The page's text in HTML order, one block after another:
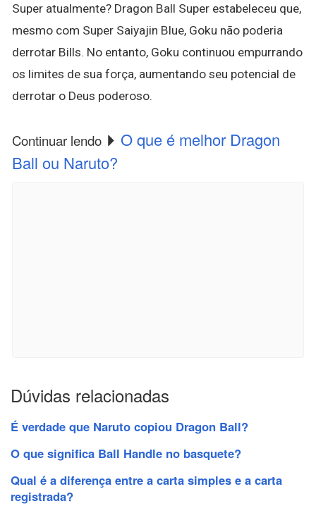
Super atualmente? Dragon Ball Super estabeleceu que,
mesmo com Super Saiyajin Blue, Goku não poderia
derrotar Bills. No entanto, Goku continuou empurrando
os limites de sua força, aumentando seu potencial de
derrotar o Deus poderoso.
Continuar lendo
O que é melhor Dragon
Ball ou Naruto?
Dúvidas relacionadas
É verdade que Naruto copiou Dragon Ball?
O que significa Ball Handle no basquete?
Qual é a diferença entre a carta simples e a carta
registrada?